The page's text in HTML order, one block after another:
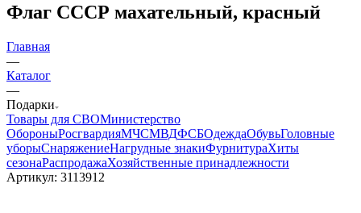
Флаг СССР махательный, красный
Главная
—
Каталог
—
Подарки
Товары для СВОМинистерство
ОбороныРосгвардияМЧСМВДФСБОдеждаОбувьГоловные
уборыСнаряжениеНагрудные знакиФурнитураХиты
сезонаРаспродажаХозяйственные принадлежности
Артикул: 3113912